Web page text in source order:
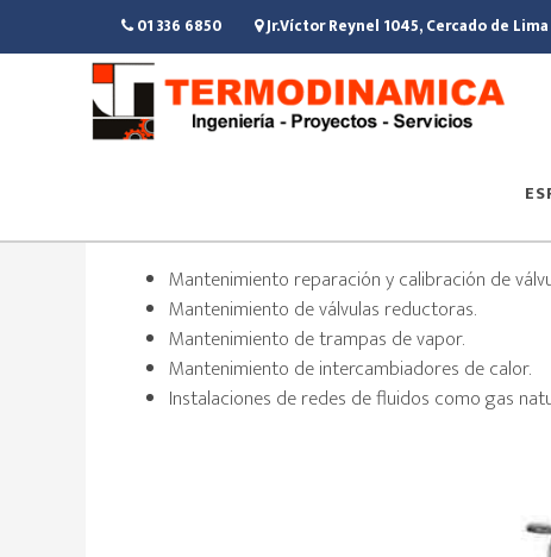
01 336 6850 Jr.Víctor Reynel 1045, Cercado de Lima
Mantenimiento reparación y calibración de
Mantenimiento de válvulas reductoras.
Mantenimiento de trampas de vapor.
Mantenimiento de intercambiadores de calor.
Instalaciones de redes de fluidos como gas